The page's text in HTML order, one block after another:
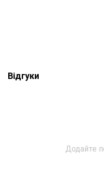
Відгуки
Додайте